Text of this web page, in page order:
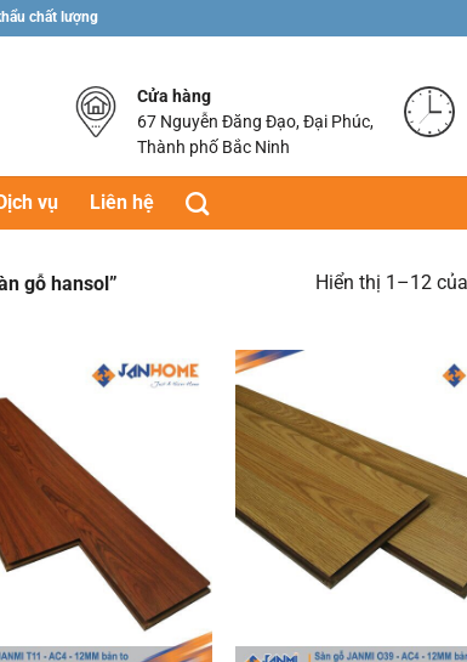
chất lượng
Cửa hàng
67 Nguyễn Đăng Đạo, Đại Phúc,
Thành phố Bắc Ninh
vụ Liên hệ
gỗ hansol” Hiển thị 1–12